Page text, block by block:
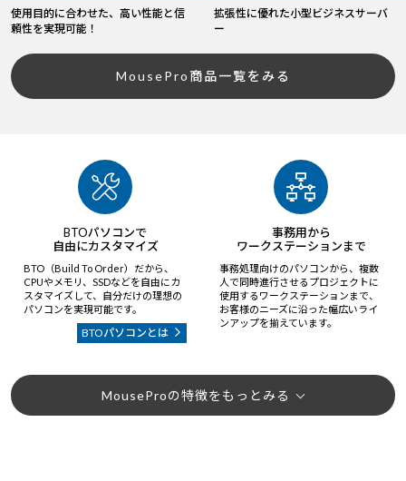
使用目的に合わせた、高い性能と信
頼性を実現可能！
拡張性に優れた小型ビジネスサーバ
ー
MousePro商品一覧をみる
BTOパソコンで
自由にカスタマイズ
BTO（Build To Order）だから、
CPUやメモリ、SSDなどを自由にカ
スタマイズして、自分だけの理想の
パソコンを実現可能です。
BTOパソコンとは
事務用から
ワークステーションまで
事務処理向けのパソコンから、複数
人で同時進行させるプロジェクトに
使用するワークステーションまで、
お客様のニーズに沿った幅広いライ
ンアップを揃えています。
MouseProの特徴をもっとみる